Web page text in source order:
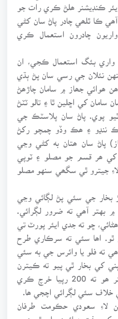
ڪنڊيشنر ھلڻ ڪري رات جو
ڪا ٿلھي چادر پاڻ سان کڻي
چادرون استعمال ڪري
واري بئگ استعمال ڪجي، ان
نئلان جي رسي سان پڻ ٻڌي
ھوائي جھاز ۾ سامان چاڙھڻ
سامان کي اڇلين ٿا ۽ تالو ٽٽڻ
ٿيو پوي. پاڻ سان پلاسٽڪ جي
ننڍو ۽ ھڪ وڏو چمچو رکڻ
پاڻ سان ھتان به کڻي وڃي
کي ھر قسم جو مصلو ۽ ٽوپي
جيترو ٿي سگھي سنهو مصلو
بخار جي سئي پڻ لڳائي وڃي
بهتر آھي ته ضرور لڳرائي.
ڇو ته جدي ايئر پورٽ تي
ٿو. اھا سئي ته سرڪاري طرح
ته فلو يا وائرس جي به سئي
کي بخار ٿي پيو ته ڪيترن
جي واتان اھو ٻڌو ته بهتر ھو ته 200 رپيا خرچ ڪري
خلاف سئي لڳرائي اچجي ھا.
لاءِ سعودي حڪومت طرفان
کي مفت دوائون ملن ٿيون پر